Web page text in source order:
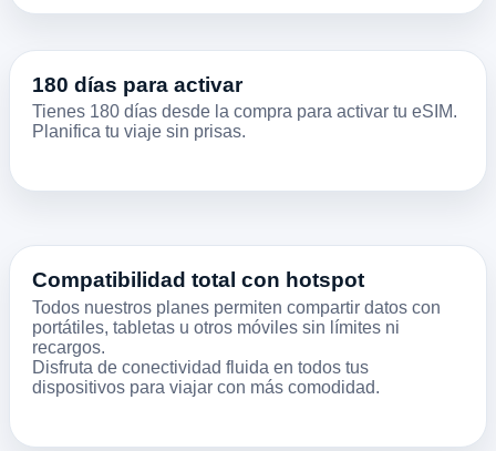
180 días para activar
Tienes 180 días desde la compra para activar tu eSIM.
Planifica tu viaje sin prisas.
Compatibilidad total con hotspot
Todos nuestros planes permiten compartir datos con
portátiles, tabletas u otros móviles sin límites ni
recargos.
Disfruta de conectividad fluida en todos tus
dispositivos para viajar con más comodidad.